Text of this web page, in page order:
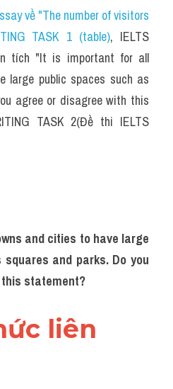
về "The number of visitors
TASK 1 (table), IELTS
tích "It is important for all
large public spaces such as
agree or disagree with this
TASK 2(Đề thi IELTS
and cities to have large
and parks. Do you
statement?
liên